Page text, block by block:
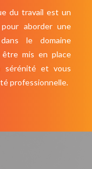
du travail est un
aborder une
le domaine
être mis en place
sérénité et vous
professionnelle.